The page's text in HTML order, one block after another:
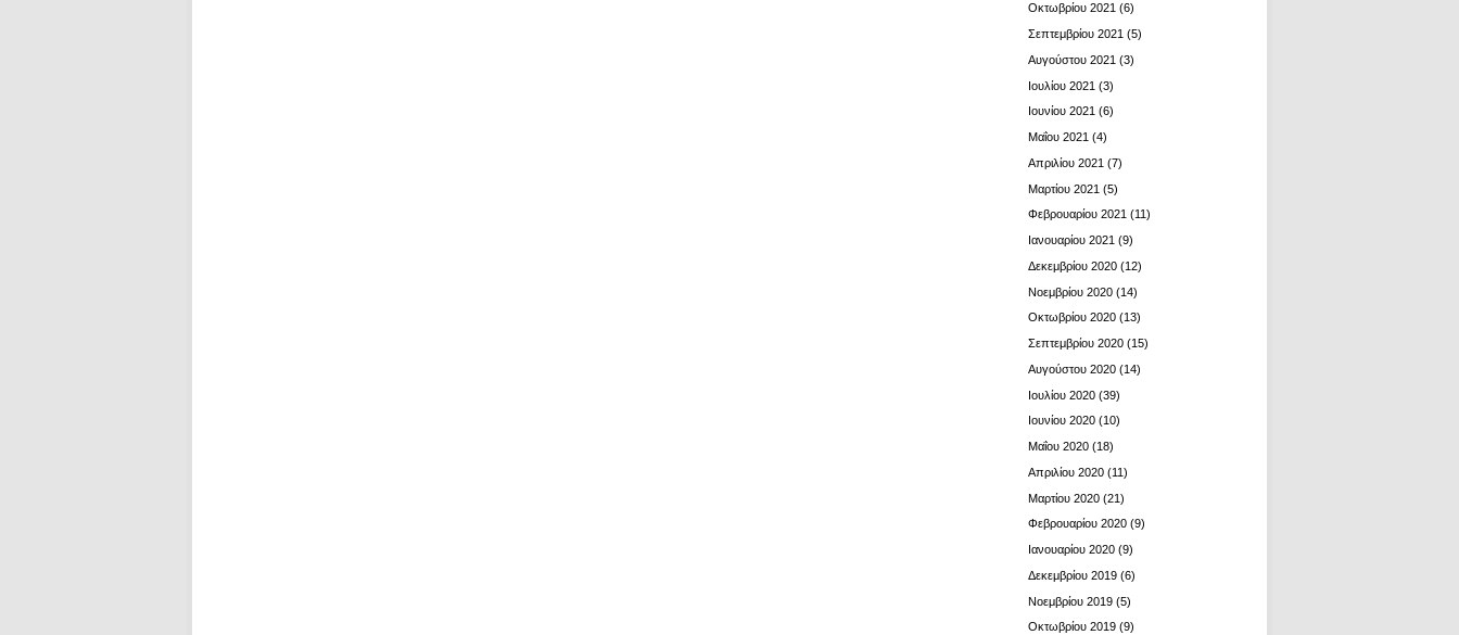
Οκτωβρίου 2021 (6)
Σεπτεμβρίου 2021 (5)
Αυγούστου 2021 (3)
Ιουλίου 2021 (3)
Ιουνίου 2021 (6)
Μαΐου 2021 (4)
Απριλίου 2021 (7)
Μαρτίου 2021 (5)
Φεβρουαρίου 2021 (11)
Ιανουαρίου 2021 (9)
Δεκεμβρίου 2020 (12)
Νοεμβρίου 2020 (14)
Οκτωβρίου 2020 (13)
Σεπτεμβρίου 2020 (15)
Αυγούστου 2020 (14)
Ιουλίου 2020 (39)
Ιουνίου 2020 (10)
Μαΐου 2020 (18)
Απριλίου 2020 (11)
Μαρτίου 2020 (21)
Φεβρουαρίου 2020 (9)
Ιανουαρίου 2020 (9)
Δεκεμβρίου 2019 (6)
Νοεμβρίου 2019 (5)
Οκτωβρίου 2019 (9)